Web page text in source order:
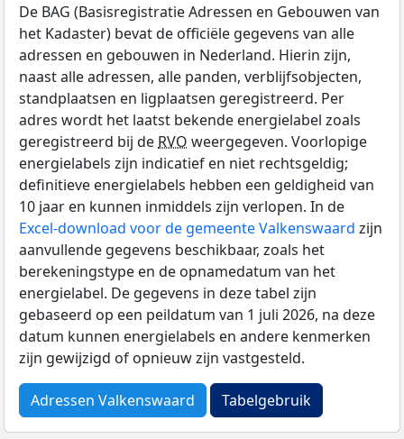
De BAG (Basisregistratie Adressen en Gebouwen van
het Kadaster) bevat de officiële gegevens van alle
adressen en gebouwen in Nederland. Hierin zijn,
naast alle adressen, alle panden, verblijfsobjecten,
standplaatsen en ligplaatsen geregistreerd. Per
adres wordt het laatst bekende energielabel zoals
geregistreerd bij de RVO weergegeven. Voorlopige
energielabels zijn indicatief en niet rechtsgeldig;
definitieve energielabels hebben een geldigheid van
10 jaar en kunnen inmiddels zijn verlopen. In de
Excel-download voor de gemeente Valkenswaard zijn
aanvullende gegevens beschikbaar, zoals het
berekeningstype en de opnamedatum van het
energielabel. De gegevens in deze tabel zijn
gebaseerd op een peildatum van 1 juli 2026, na deze
datum kunnen energielabels en andere kenmerken
zijn gewijzigd of opnieuw zijn vastgesteld.
Adressen Valkenswaard Tabelgebruik